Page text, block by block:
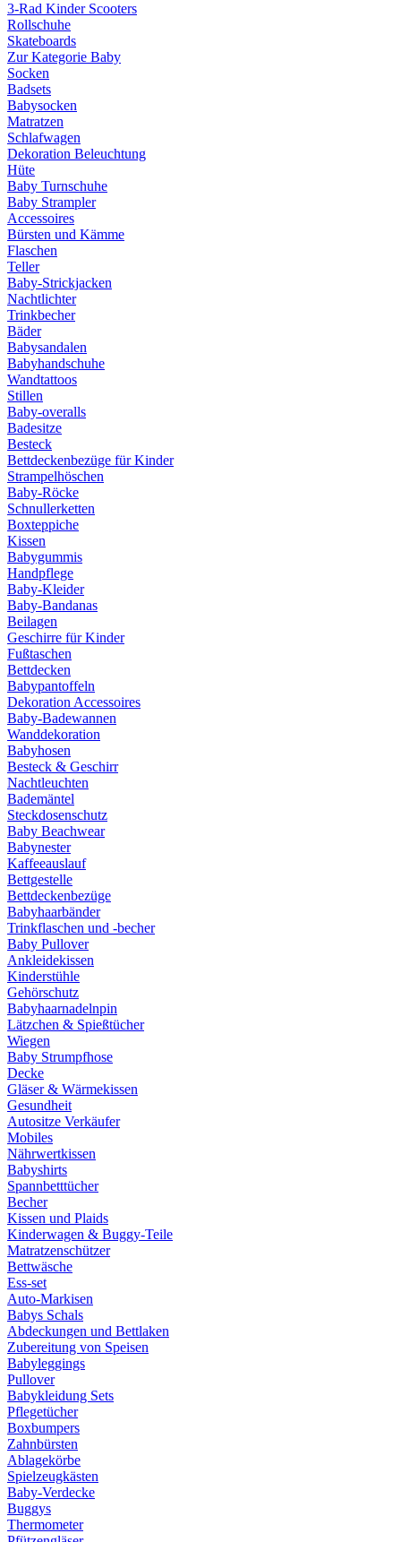
3-Rad Kinder Scooters
Rollschuhe
Skateboards
Zur Kategorie Baby
Socken
Badsets
Babysocken
Matratzen
Schlafwagen
Dekoration Beleuchtung
Hüte
Baby Turnschuhe
Baby Strampler
Accessoires
Bürsten und Kämme
Flaschen
Teller
Baby-Strickjacken
Nachtlichter
Trinkbecher
Bäder
Babysandalen
Babyhandschuhe
Wandtattoos
Stillen
Baby-overalls
Badesitze
Besteck
Bettdeckenbezüge für Kinder
Strampelhöschen
Baby-Röcke
Schnullerketten
Boxteppiche
Kissen
Babygummis
Handpflege
Baby-Kleider
Baby-Bandanas
Beilagen
Geschirre für Kinder
Fußtaschen
Bettdecken
Babypantoffeln
Dekoration Accessoires
Baby-Badewannen
Wanddekoration
Babyhosen
Besteck & Geschirr
Nachtleuchten
Bademäntel
Steckdosenschutz
Baby Beachwear
Babynester
Kaffeeauslauf
Bettgestelle
Bettdeckenbezüge
Babyhaarbänder
Trinkflaschen und -becher
Baby Pullover
Ankleidekissen
Kinderstühle
Gehörschutz
Babyhaarnadelnpin
Lätzchen & Spießtücher
Wiegen
Baby Strumpfhose
Decke
Gläser & Wärmekissen
Gesundheit
Autositze Verkäufer
Mobiles
Nährwertkissen
Babyshirts
Spannbetttücher
Becher
Kissen und Plaids
Kinderwagen & Buggy-Teile
Matratzenschützer
Bettwäsche
Ess-set
Auto-Markisen
Babys Schals
Abdeckungen und Bettlaken
Zubereitung von Speisen
Babyleggings
Pullover
Babykleidung Sets
Pflegetücher
Boxbumpers
Zahnbürsten
Ablagekörbe
Spielzeugkästen
Baby-Verdecke
Buggys
Thermometer